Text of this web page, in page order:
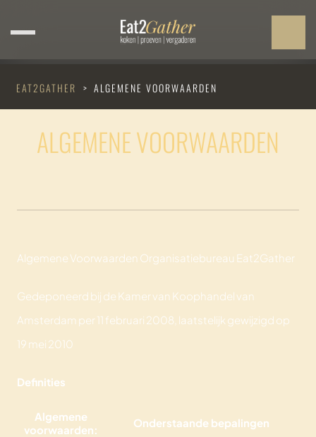
EAT2GATHER > ALGEMENE VOORWAARDEN
ALGEMENE VOORWAARDEN
Algemene Voorwaarden Organisatiebureau Eat2Gather
Gedeponeerd bij de Kamer van Koophandel van
Amsterdam per 11 februari 2008, laatstelijk gewijzigd op
19 mei 2010
Definities
Algemene
voorwaarden:
Onderstaande bepalingen